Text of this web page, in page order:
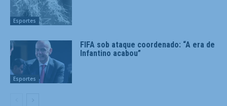
Esportes
Esportes
FIFA sob ataque coordenado: “A era de
Infantino acabou”